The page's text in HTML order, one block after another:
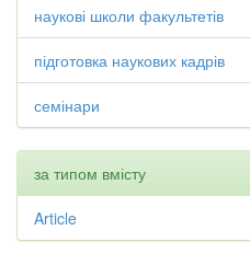
наукові школи факультетів
підготовка наукових кадрів
семінари
за типом вмісту
Article